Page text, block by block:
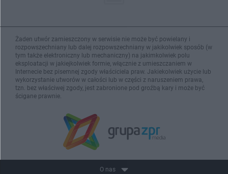
Żaden utwór zamieszczony w serwisie nie może być powielany i
rozpowszechniany lub dalej rozpowszechniany w jakikolwiek sposób (w
tym także elektroniczny lub mechaniczny) na jakimkolwiek polu
eksploatacji w jakiejkolwiek formie, włącznie z umieszczaniem w
Internecie bez pisemnej zgody właściciela praw. Jakiekolwiek użycie lub
wykorzystanie utworów w całości lub w części z naruszeniem prawa,
tzn. bez właściwej zgody, jest zabronione pod groźbą kary i może być
ścigane prawnie.
O nas